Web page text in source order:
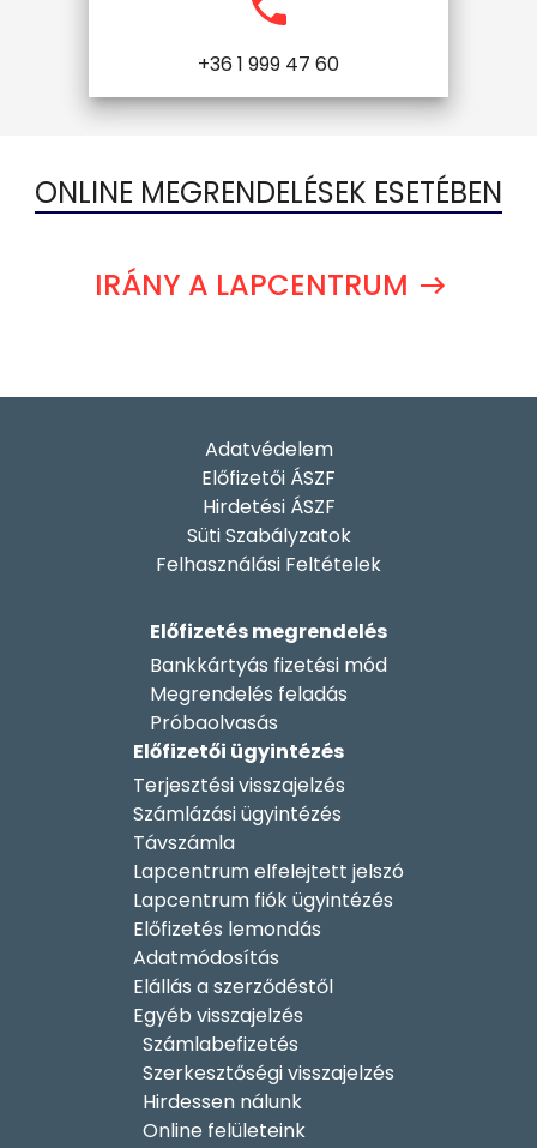
+36 1 999 47 60
ONLINE MEGRENDELÉSEK ESETÉBEN
IRÁNY A LAPCENTRUM
Adatvédelem
Előfizetői ÁSZF
Hirdetési ÁSZF
Süti Szabályzatok
Felhasználási Feltételek
Előfizetés megrendelés
Bankkártyás fizetési mód
Megrendelés feladás
Próbaolvasás
Előfizetői ügyintézés
Terjesztési visszajelzés
Számlázási ügyintézés
Távszámla
Lapcentrum elfelejtett jelszó
Lapcentrum fiók ügyintézés
Előfizetés lemondás
Adatmódosítás
Elállás a szerződéstől
Egyéb visszajelzés
Számlabefizetés
Szerkesztőségi visszajelzés
Hirdessen nálunk
Online felületeink